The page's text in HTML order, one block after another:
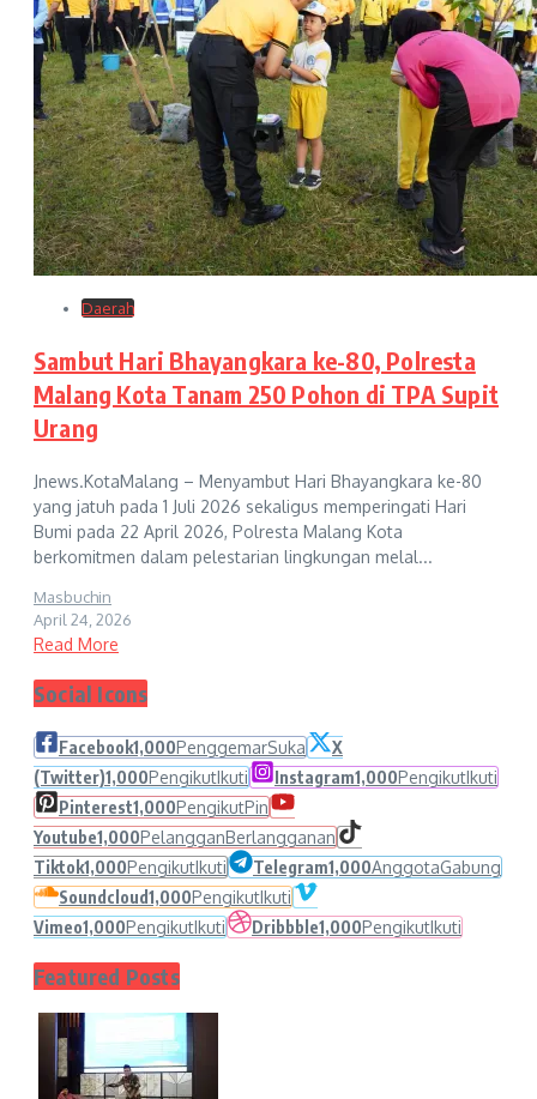
Daerah
Sambut Hari Bhayangkara ke-80, Polresta
Malang Kota Tanam 250 Pohon di TPA Supit
Urang
Jnews.KotaMalang – Menyambut Hari Bhayangkara ke-80
yang jatuh pada 1 Juli 2026 sekaligus memperingati Hari
Bumi pada 22 April 2026, Polresta Malang Kota
berkomitmen dalam pelestarian lingkungan melal...
Masbuchin
April 24, 2026
Read More
Social Icons
Facebook1,000PenggemarSuka
X
(Twitter)1,000PengikutIkuti Instagram1,000PengikutIkuti
Pinterest1,000PengikutPin
Youtube1,000PelangganBerlangganan
Tiktok1,000PengikutIkuti Telegram1,000AnggotaGabung
Soundcloud1,000PengikutIkuti
Vimeo1,000PengikutIkuti Dribbble1,000PengikutIkuti
Featured Posts